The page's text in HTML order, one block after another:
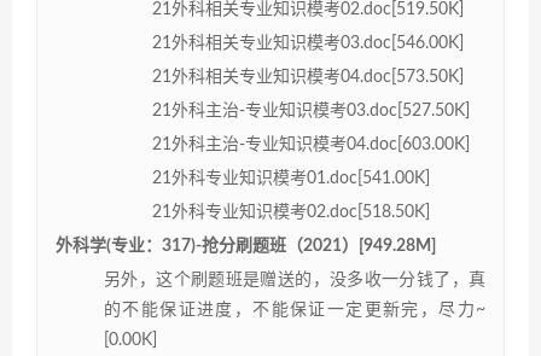
21外科相关专业知识模考02.doc[519.50K]
21外科相关专业知识模考03.doc[546.00K]
21外科相关专业知识模考04.doc[573.50K]
21外科主治-专业知识模考03.doc[527.50K]
21外科主治-专业知识模考04.doc[603.00K]
21外科专业知识模考01.doc[541.00K]
21外科专业知识模考02.doc[518.50K]
外科学(专业：317)-抢分刷题班（2021）[949.28M]
另外，这个刷题班是赠送的，没多收一分钱了，真
的不能保证进度，不能保证一定更新完，尽力~
[0.00K]